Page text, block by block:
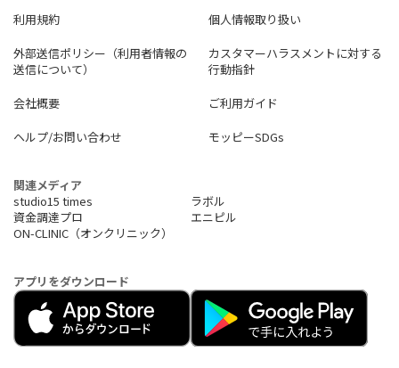
利用規約
個人情報取り扱い
外部送信ポリシー（利用者情報の
送信について）
カスタマーハラスメントに対する
行動指針
会社概要
ご利用ガイド
ヘルプ/お問い合わせ
モッピーSDGs
関連メディア
studio15 times
ラボル
資金調達プロ
エニピル
ON-CLINIC（オンクリニック）
アプリをダウンロード